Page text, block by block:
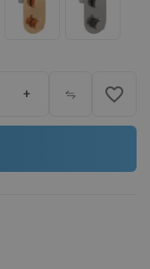
+ favorite_border